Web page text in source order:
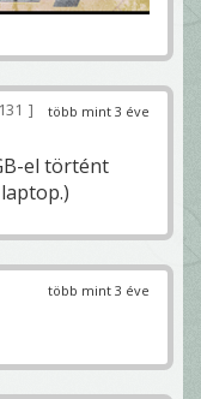
több mint 3 éve
el történt
több mint 3 éve